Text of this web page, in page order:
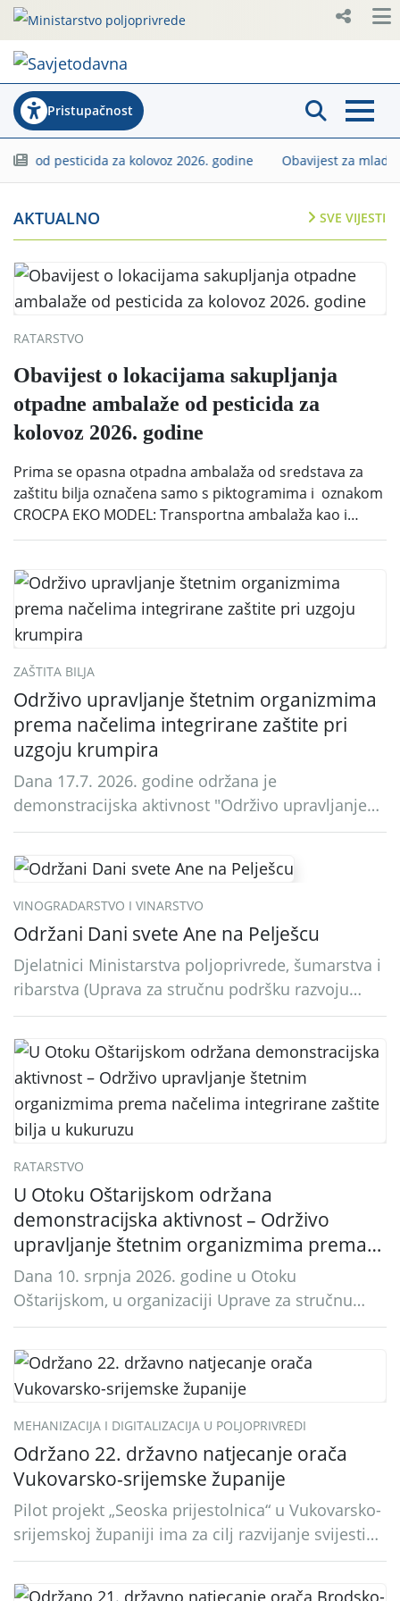
Pristupačnost
od pesticida za kolovoz 2026. godine Obavijest za mlade
Savjetodavna | SVE VIJESTI
AKTUALNO
RATARSTVO
Obavijest o lokacijama sakupljanja
otpadne ambalaže od pesticida za
kolovoz 2026. godine
Prima se opasna otpadna ambalaža od sredstava za
zaštitu bilja označena samo s piktogramima i oznakom
CROCPA EKO MODEL: Transportna ambalaža kao i
ambalaža drugih proizvoda koji nisu sredstva za zaštitu
prihvaća. Korisnicima je osiguran besplatni povrat
prazne ambalaže isključivo ovih tvrtki: AGROCHEM-
MAKS, AGRONOM, ALBAUGH TKI* (PINUS […]
ZAŠTITA BILJA
Održivo upravljanje štetnim organizmima
prema načelima integrirane zaštite pri
uzgoju krumpira
Dana 17.7. 2026. godine održana je
demonstracijska aktivnost "Održivo upravljanje
štetnim organizmima prema načelima
integrirane zaštite pri uzgoju krumpira" na
pokusnom polju "Poredje", kraj naselja Belica
(ARKOD parcela ID 2445031) (središnji dio
Međimurske županije).
VINOGRADARSTVO I VINARSTVO
Održani Dani svete Ane na Pelješcu
Djelatnici Ministarstva poljoprivrede, šumarstva i
ribarstva (Uprava za stručnu podršku razvoju
poljoprivrede) sudjelovali su na tradicionalnom
Vinskom forumu, održanom 24.07.2026. godine u
Domu vinarske tradicije u Putnikovićima na
poluotoku Pelješcu, u organizaciji PZ Putniković,
Zadružni savez Dalmacije, Udruga Dalmika i
općina Ston. Manifestacija, koja se već sedmu
godinu zaredom održava u sklopu proslave Dana
RATARSTVO
U Otoku Oštarijskom održana
demonstracijska aktivnost – Održivo
upravljanje štetnim organizmima prema
načelima integrirane zaštite bilja u
kukuruzu
Dana 10. srpnja 2026. godine u Otoku
Oštarijskom, u organizaciji Uprave za stručnu
podršku razvoju poljoprivrede, održana je
demonstracijska aktivnost pod nazivom „Održivo
upravljanje štetnim organizmima prema
načelima integrirane zaštite bilja u kukuruzu”, u
okviru Intervencije 78.01 – Biljna proizvodnja –
Ratarstvo – Ostale teme (2026.)
MEHANIZACIJA I DIGITALIZACIJA U POLJOPRIVREDI
Održano 22. državno natjecanje orača
Vukovarsko-srijemske županije
Pilot projekt „Seoska prijestolnica“ u Vukovarsko-
srijemskoj županiji ima za cilj razvijanje svijesti
javnosti o važnosti ruralnih sredina, kao i njihovo
oživljavanje, kako bi se pokrenule: društvene,